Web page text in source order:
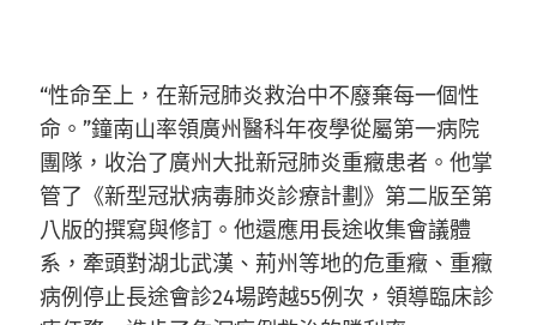
“性命至上，在新冠肺炎救治中不廢棄每一個性
命。”鐘南山率領廣州醫科年夜學從屬第一病院
團隊，收治了廣州大批新冠肺炎重癥患者。他掌
管了《新型冠狀病毒肺炎診療計劃》第二版至第
八版的撰寫與修訂。他還應用長途收集會議體
系，牽頭對湖北武漢、荊州等地的危重癥、重癥
病例停止長途會診24場跨越55例次，領導臨床診